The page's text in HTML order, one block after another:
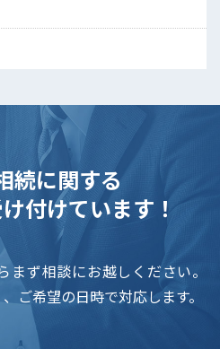
続に関する
付けています！
ず相談にお越しください。
ご希望の日時で対応します。